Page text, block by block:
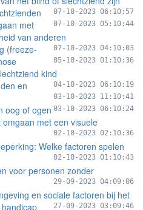
07-10-2023 06:10:57
07-10-2023 05:10:44
met
van anderen
07-10-2023 04:10:03
(freeze-
05-10-2023 01:10:36
kind
04-10-2023 06:10:19
en
03-10-2023 11:10:41
oog of ogen 03-10-2023 06:10:24
met een visuele
02-10-2023 02:10:36
Welke factoren spelen
02-10-2023 01:10:43
voor personen zonder
29-09-2023 04:09:06
en sociale factoren bij het
27-09-2023 03:09:46